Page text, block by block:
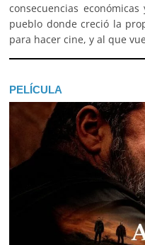
consecuencias
pueblo donde creció la
para hacer cine, y al que
PELÍCULA